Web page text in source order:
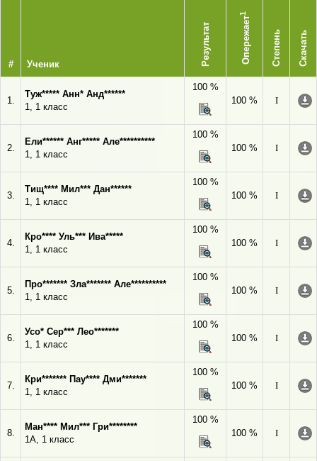
# Ученик Результат Опережает
1
Степень Скачать
1.
Туж***** Анн* Анд******
1, 1 класс
100 %
100 %
I
2.
Ели****** Анг***** Але**********
1, 1 класс
100 %
100 %
I
3.
Тищ**** Мил*** Дан******
1, 1 класс
100 %
100 %
I
4.
Кро**** Уль*** Ива*****
1, 1 класс
100 %
100 %
I
5.
Про******* Зла******* Але**********
1, 1 класс
100 %
100 %
I
6.
Усо* Сер*** Лео*******
1, 1 класс
100 %
100 %
I
7.
Кри******* Пау**** Дми*******
1, 1 класс
100 %
100 %
I
8.
Ман**** Мил*** Гри********
1А, 1 класс
100 %
100 %
I